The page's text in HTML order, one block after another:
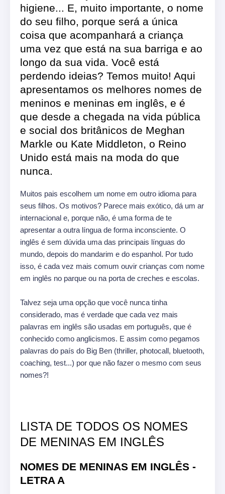
higiene... E, muito importante, o nome
do seu filho, porque será a única
coisa que acompanhará a criança
uma vez que está na sua barriga e ao
longo da sua vida. Você está
perdendo ideias? Temos muito! Aqui
apresentamos os melhores nomes de
meninos e meninas em inglês, e é
que desde a chegada na vida pública
e social dos britânicos de Meghan
Markle ou Kate Middleton, o Reino
Unido está mais na moda do que
nunca.
Muitos pais escolhem um nome em outro idioma para
seus filhos. Os motivos? Parece mais exótico, dá um ar
internacional e, porque não, é uma forma de te
apresentar a outra língua de forma inconsciente. O
inglês é sem dúvida uma das principais línguas do
mundo, depois do mandarim e do espanhol. Por tudo
isso, é cada vez mais comum ouvir crianças com nome
em inglês no parque ou na porta de creches e escolas.
Talvez seja uma opção que você nunca tinha
considerado, mas é verdade que cada vez mais
palavras em inglês são usadas em português, que é
conhecido como anglicismos. E assim como pegamos
palavras do país do Big Ben (thriller, photocall, bluetooth,
coaching, test...) por que não fazer o mesmo com seus
nomes?!
LISTA DE TODOS OS NOMES
DE MENINAS EM INGLÊS
NOMES DE MENINAS EM INGLÊS -
LETRA A